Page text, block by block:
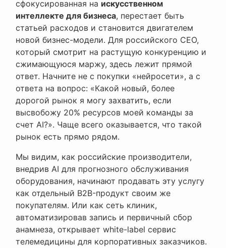
сфокусированная на искусственном
интеллекте для бизнеса, перестает быть
статьей расходов и становится двигателем
новой бизнес-модели. Для российского CEO,
который смотрит на растущую конкуренцию и
сжимающуюся маржу, здесь лежит прямой
ответ. Начните не с покупки «нейросети», а с
ответа на вопрос: «Какой новый, более
дорогой рынок я могу захватить, если
высвобожу 20% ресурсов моей команды за
счет AI?». Чаще всего оказывается, что такой
рынок есть прямо рядом.
Мы видим, как российские производители,
внедрив AI для прогнозного обслуживания
оборудования, начинают продавать эту услугу
как отдельный B2B-продукт своим же
покупателям. Или как сеть клиник,
автоматизировав запись и первичный сбор
анамнеза, открывает white-label сервис
телемедицины для корпоративных заказчиков.